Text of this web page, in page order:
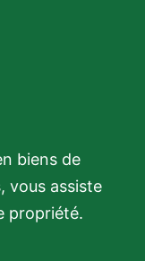
biens de
vous assiste
propriété.